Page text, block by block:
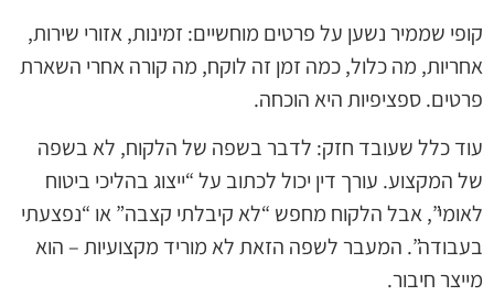
קופי שממיר נשען על פרטים מוחשיים: זמינות, אזורי שירות,
אחריות, מה כלול, כמה זמן זה לוקח, מה קורה אחרי השארת
פרטים. ספציפיות היא הוכחה.
עוד כלל שעובד חזק: לדבר בשפה של הלקוח, לא בשפה
של המקצוע. עורך דין יכול לכתוב על “ייצוג בהליכי ביטוח
לאומי”, אבל הלקוח מחפש “לא קיבלתי קצבה” או “נפצעתי
בעבודה”. המעבר לשפה הזאת לא מוריד מקצועיות – הוא
מייצר חיבור.